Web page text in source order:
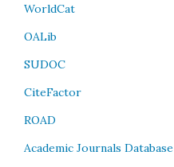
WorldCat
OALib
SUDOC
CiteFactor
ROAD
Academic Journals Database